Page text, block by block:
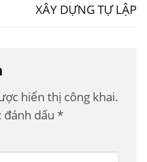
XÂY DỰNG TỰ LẬP
hiển thị công khai.
đánh dấu *